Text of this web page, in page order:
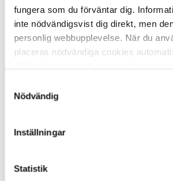
fungera som du förväntar dig.
inte nödvändigsvist dig direkt, men
personlig webbupplevelse. När du
placeras nödvändiga cookies
dess funktioner. Vi respekterar din
välja vilka ytterligare cookies
marknadsföring och oklassificerade)
Klicka på de olika kategorirubrikerna
blockering av cookies kan påverka
webbplatsen och de tjänster vi
Nödvändig
Inställningar
Statistik
forskning om funktionshinder
rättigheter
All the Nordic countries and
ratified the UN Convention on the
Disabilities. The Conv [...]